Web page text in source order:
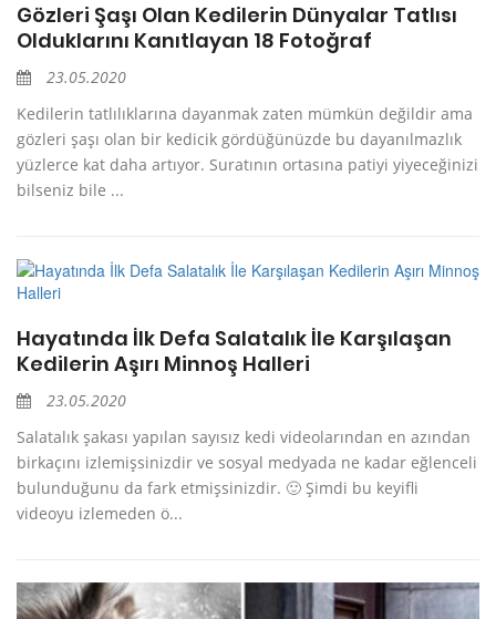
Gözleri Şaşı Olan Kedilerin Dünyalar Tatlısı
Olduklarını Kanıtlayan 18 Fotoğraf
23.05.2020
Kedilerin tatlılıklarına dayanmak zaten mümkün değildir ama
gözleri şaşı olan bir kedicik gördüğünüzde bu dayanılmazlık
yüzlerce kat daha artıyor. Suratının ortasına patiyi yiyeceğinizi
bilseniz bile ...
Hayatında İlk Defa Salatalık İle Karşılaşan
Kedilerin Aşırı Minnoş Halleri
23.05.2020
Salatalık şakası yapılan sayısız kedi videolarından en azından
birkaçını izlemişsinizdir ve sosyal medyada ne kadar eğlenceli
bulunduğunu da fark etmişsinizdir. 🙂 Şimdi bu keyifli
videoyu izlemeden ö...